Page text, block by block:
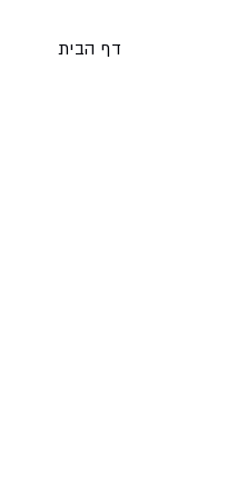
דף הבית